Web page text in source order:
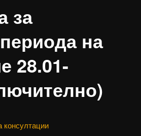
за
на
28.01-
консултации